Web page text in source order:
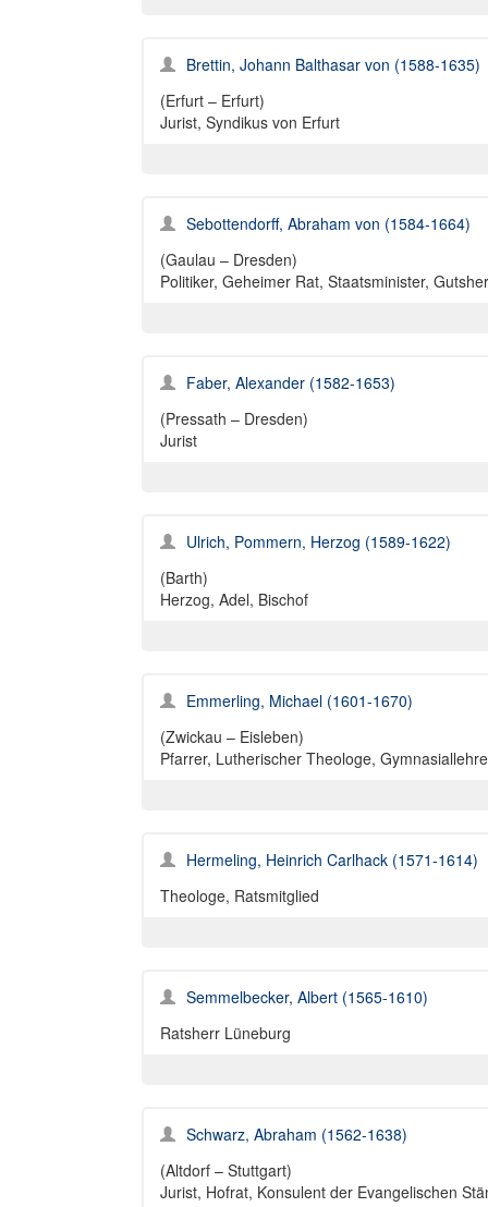
Brettin, Johann Balthasar von (1588-1635)
(Erfurt – Erfurt)
Jurist, Syndikus von Erfurt
Sebottendorff, Abraham von (1584-1664)
(Gaulau – Dresden)
Politiker, Geheimer Rat, Staatsminister,
Faber, Alexander (1582-1653)
(Pressath – Dresden)
Jurist
Ulrich, Pommern, Herzog (1589-1622)
(Barth)
Herzog, Adel, Bischof
Emmerling, Michael (1601-1670)
(Zwickau – Eisleben)
Pfarrer, Lutherischer Theologe,
Hermeling, Heinrich Carlhack (1571-1614)
Theologe, Ratsmitglied
Semmelbecker, Albert (1565-1610)
Ratsherr Lüneburg
Schwarz, Abraham (1562-1638)
(Altdorf – Stuttgart)
Jurist, Hofrat, Konsulent der Evangelischen